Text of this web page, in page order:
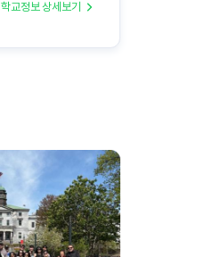
학교정보 상세보기